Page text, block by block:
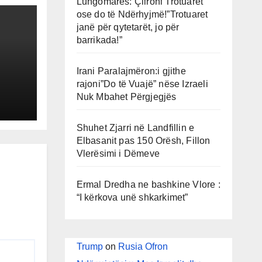
ose do të Ndërhyjmë!”Trotuaret
janë për qytetarët, jo për
barrikada!”
Irani Paralajmëron:i gjithe
rajoni”Do të Vuajë” nëse Izraeli
Nuk Mbahet Përgjegjës
Shuhet Zjarri në Landfillin e
Elbasanit pas 150 Orësh, Fillon
Vlerësimi i Dëmeve
Ermal Dredha ne bashkine Vlore :
“I kërkova unë shkarkimet”
Trumpon Rusia Ofron